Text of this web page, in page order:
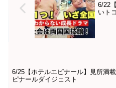
6/22
いト
6/25【ホテルエピナール】見所満
ピナールダイジェスト